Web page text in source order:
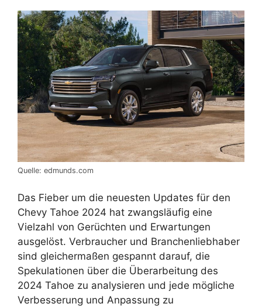
Quelle: edmunds.com
Das Fieber um die neuesten Updates für den
Chevy Tahoe 2024 hat zwangsläufig eine
Vielzahl von Gerüchten und Erwartungen
ausgelöst. Verbraucher und Branchenliebhaber
sind gleichermaßen gespannt darauf, die
Spekulationen über die Überarbeitung des
2024 Tahoe zu analysieren und jede mögliche
Verbesserung und Anpassung zu